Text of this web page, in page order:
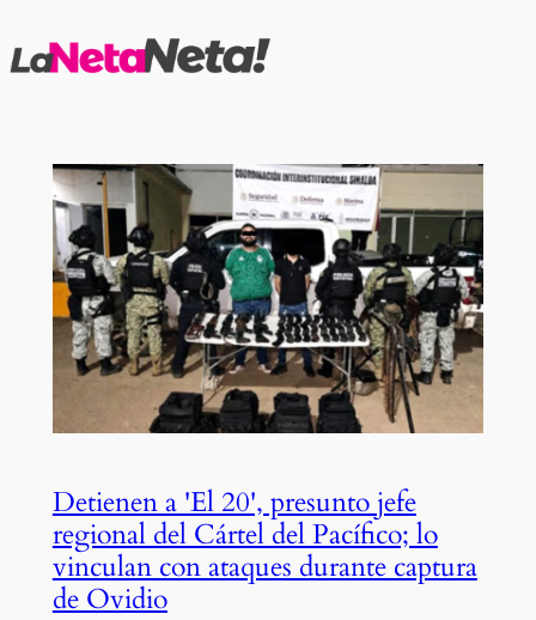
al
Detienen a 'El 20', presunto jefe
regional del Cártel del Pacífico; lo
vinculan con ataques durante captura
de Ovidio